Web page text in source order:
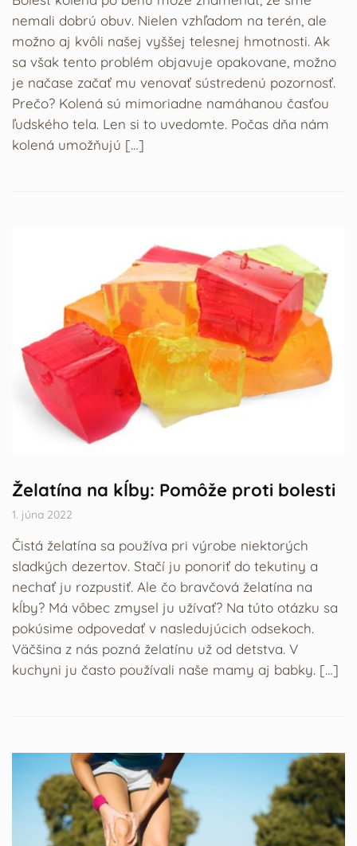
nemali dobrú obuv. Nielen vzhľadom na terén, ale
možno aj kvôli našej vyššej telesnej hmotnosti. Ak
sa však tento problém objavuje opakovane, možno
je načase začať mu venovať sústredenú pozornosť.
Prečo? Kolená sú mimoriadne namáhanou časťou
ľudského tela. Len si to uvedomte. Počas dňa nám
kolená umožňujú […]
Želatína na kĺby: Pomôže proti bolesti
1. júna 2022
Čistá želatína sa používa pri výrobe niektorých
sladkých dezertov. Stačí ju ponoriť do tekutiny a
nechať ju rozpustiť. Ale čo bravčová želatína na
kĺby? Má vôbec zmysel ju užívať? Na túto otázku sa
pokúsime odpovedať v nasledujúcich odsekoch.
Väčšina z nás pozná želatínu už od detstva. V
kuchyni ju často používali naše mamy aj babky. […]